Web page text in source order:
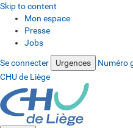
Skip to content
Mon espace
Presse
Jobs
Se connecter Urgences Numéro
CHU de Liège